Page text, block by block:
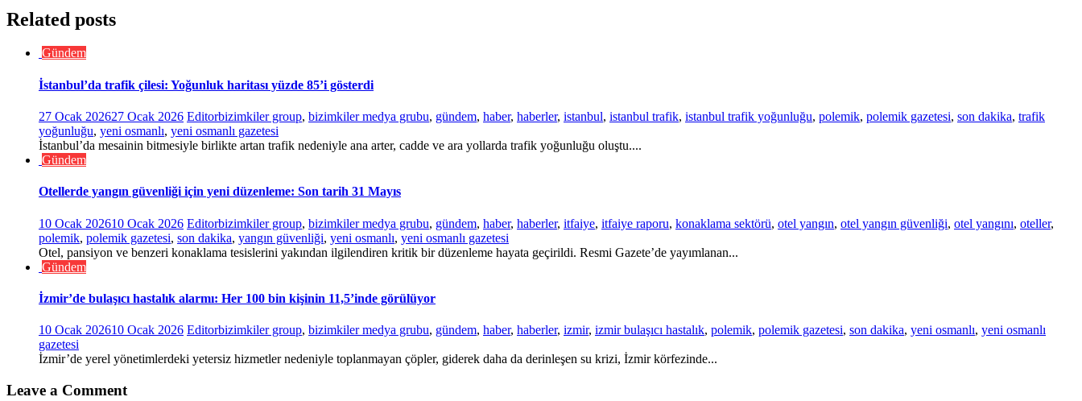
Related posts
Gündem
İstanbul’da trafik çilesi: Yoğunluk haritası yüzde 85’i gösterdi
27 Ocak 202627 Ocak 2026 Editorbizimkiler group, bizimkiler medya grubu, gündem, haber, haberler, istanbul, istanbul trafik, istanbul trafik yoğunluğu, polemik, polemik gazetesi, son dakika, trafik
yoğunluğu, yeni osmanlı, yeni osmanlı gazetesi
İstanbul’da mesainin bitmesiyle birlikte artan trafik nedeniyle ana arter, cadde ve ara yollarda trafik yoğunluğu oluştu....
Gündem
Otellerde yangın güvenliği için yeni düzenleme: Son tarih 31 Mayıs
10 Ocak 202610 Ocak 2026 Editorbizimkiler group, bizimkiler medya grubu, gündem, haber, haberler, itfaiye, itfaiye raporu, konaklama sektörü, otel yangın, otel yangın güvenliği, otel yangını, oteller,
polemik, polemik gazetesi, son dakika, yangın güvenliği, yeni osmanlı, yeni osmanlı gazetesi
Otel, pansiyon ve benzeri konaklama tesislerini yakından ilgilendiren kritik bir düzenleme hayata geçirildi. Resmi Gazete’de yayımlanan...
Gündem
İzmir’de bulaşıcı hastalık alarmı: Her 100 bin kişinin 11,5’inde görülüyor
10 Ocak 202610 Ocak 2026 Editorbizimkiler group, bizimkiler medya grubu, gündem, haber, haberler, izmir, izmir bulaşıcı hastalık, polemik, polemik gazetesi, son dakika, yeni osmanlı, yeni osmanlı
gazetesi
İzmir’de yerel yönetimlerdeki yetersiz hizmetler nedeniyle toplanmayan çöpler, giderek daha da derinleşen su krizi, İzmir körfezinde...
Leave a Comment